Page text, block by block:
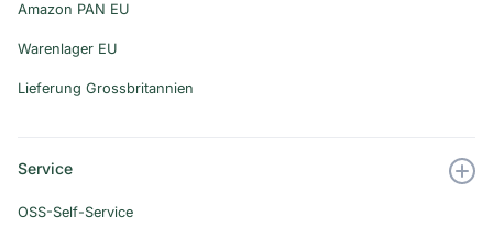
Amazon PAN EU
Warenlager EU
Lieferung Grossbritannien
Service
OSS-Self-Service